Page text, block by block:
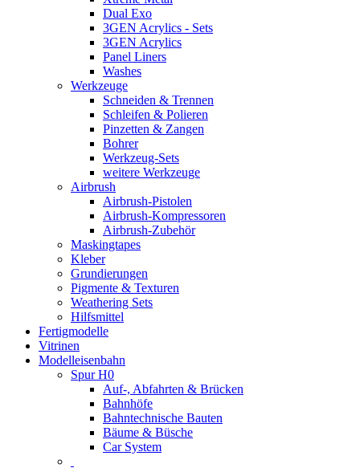
Dual Exo
3GEN Acrylics - Sets
3GEN Acrylics
Panel Liners
Washes
Werkzeuge
Schneiden & Trennen
Schleifen & Polieren
Pinzetten & Zangen
Bohrer
Werkzeug-Sets
weitere Werkzeuge
Airbrush
Airbrush-Pistolen
Airbrush-Kompressoren
Airbrush-Zubehör
Maskingtapes
Kleber
Grundierungen
Pigmente & Texturen
Weathering Sets
Hilfsmittel
Fertigmodelle
Vitrinen
Modelleisenbahn
Spur H0
Auf-, Abfahrten & Brücken
Bahnhöfe
Bahntechnische Bauten
Bäume & Büsche
Car System